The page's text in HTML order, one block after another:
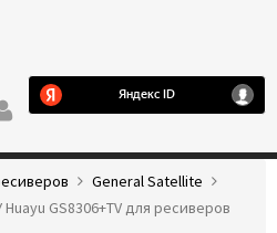
General Satellite
Huayu GS8306+TV для ресиверов